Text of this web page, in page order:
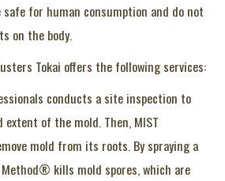
for human consumption and do not
on the body.
Tokai offers the following services:
conducts a site inspection to
of the mold. Then, MIST
mold from its roots. By spraying a
kills mold spores, which are